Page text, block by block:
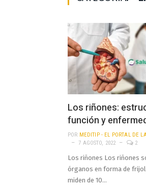
Los riñones:
función y
POR MEDITIP - EL PORTAL DE
7 AGOSTO, 2022
2
Los riñones Los riñones
órganos en forma de frijol
miden de 10…